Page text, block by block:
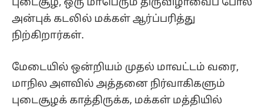
புடைசூழ, ஒரு மாபெரும் திருவிழாவைப் போல
அன்புக் கடலில் மக்கள் ஆர்ப்பரித்து
நிற்கிறார்கள்.
மேடையில் ஒன்றியம் முதல் மாவட்டம் வரை,
மாநில அளவில் அத்தனை நிர்வாகிகளும்
புடைசூழக் காத்திருக்க, மக்கள் மத்தியில்